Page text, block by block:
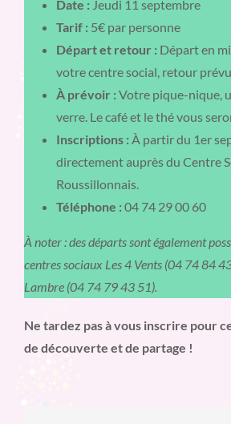
Date : Jeudi 11 septembre
Tarif : 5€ par personne
Départ et retour : Départ en
votre centre social, retour
À prévoir : Votre pique-nique,
verre. Le café et le thé vous
Inscriptions : À partir du 1er
directement auprès du Centre
Roussillonnais.
Téléphone : 04 74 29 00 60
À noter : des départs sont également
centres sociaux Les 4 Vents (04 74 84
Lambre (04 74 79 43 51).
Ne tardez pas à vous inscrire pour
de découverte et de partage !